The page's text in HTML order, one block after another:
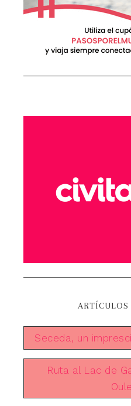
ARTÍCULOS
Seceda, un
Ruta al Lac de